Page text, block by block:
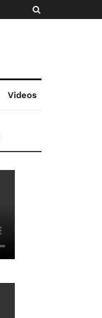
Videos